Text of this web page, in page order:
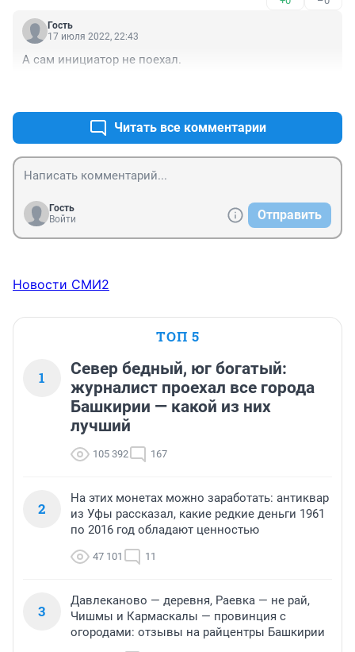
Гость
17 июля 2022, 22:43
А сам инициатор не поехал.
Читать все комментарии
Гость
Войти
Отправить
Новости СМИ2
ТОП 5
1
Север бедный, юг богатый:
журналист проехал все города
Башкирии — какой из них
лучший
105 392 167
2
На этих монетах можно заработать: антиквар
из Уфы рассказал, какие редкие деньги 1961
по 2016 год обладают ценностью
47 101 11
3
Давлеканово — деревня, Раевка — не рай,
Чишмы и Кармаскалы — провинция с
огородами: отзывы на райцентры Башкирии